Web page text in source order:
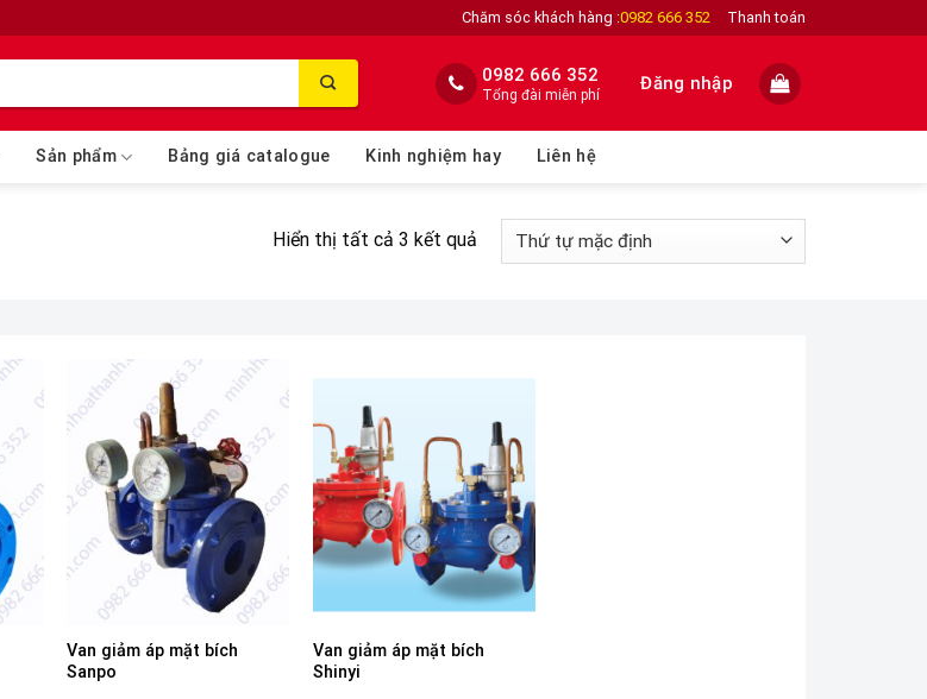
Chăm sóc khách hàng :0982 666 352 Thanh toán
0982 666 352
Tổng đài miễn phí
Đăng nhập
Sản phẩm Bảng giá catalogue Kinh nghiệm hay Liên hệ
Hiển thị tất cả 3 kết quả
Van giảm áp mặt bích
Sanpo
Van giảm áp mặt bích
Shinyi